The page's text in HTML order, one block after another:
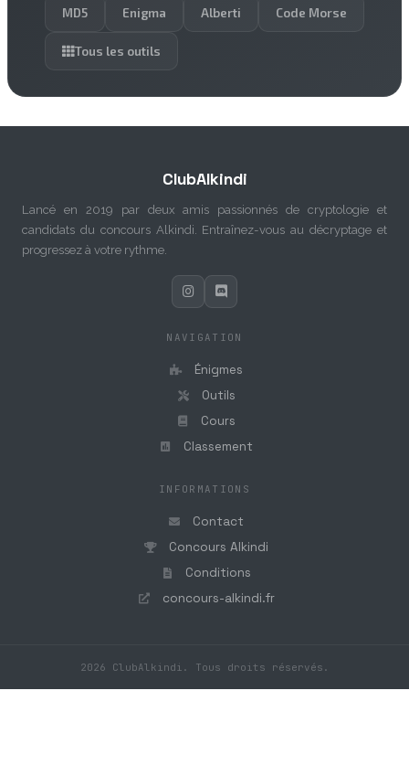
MD5 Enigma Alberti Code Morse
Tous les outils
ClubAlkindi
Lancé en 2019 par deux amis passionnés de cryptologie et
candidats du concours Alkindi. Entraînez-vous au décryptage et
progressez à votre rythme.
NAVIGATION
Énigmes
Outils
Cours
Classement
INFORMATIONS
Contact
Concours Alkindi
Conditions
concours-alkindi.fr
2026 ClubAlkindi. Tous droits réservés.